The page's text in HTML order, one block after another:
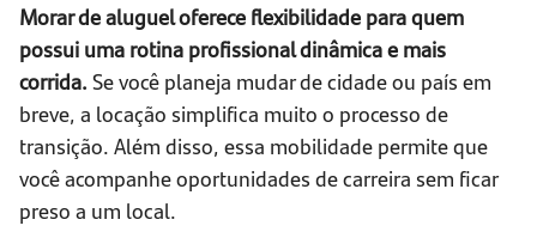
Morar de aluguel oferece flexibilidade para quem
possui uma rotina profissional dinâmica e mais
corrida. Se você planeja mudar de cidade ou país em
breve, a locação simplifica muito o processo de
transição. Além disso, essa mobilidade permite que
você acompanhe oportunidades de carreira sem ficar
preso a um local.